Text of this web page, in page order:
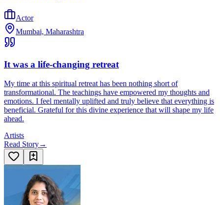
Actor
Mumbai, Maharashtra
It was a life-changing retreat
My time at this spiritual retreat has been nothing short of
transformational. The teachings have empowered my thoughts and
emotions. I feel mentally uplifted and truly believe that everything is
beneficial. Grateful for this divine experience that will shape my life
ahead.
Artists
Read Story→